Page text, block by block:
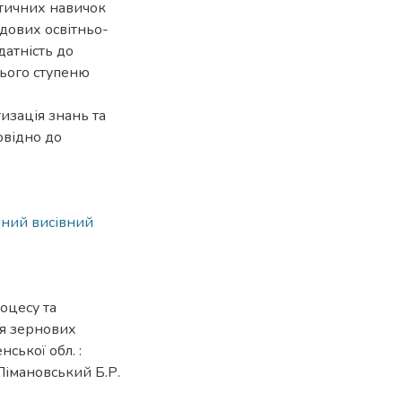
навичок
освітньо-
до
ступеню
знань та
до
висівний
та
зернових
обл. :
Б.Р.